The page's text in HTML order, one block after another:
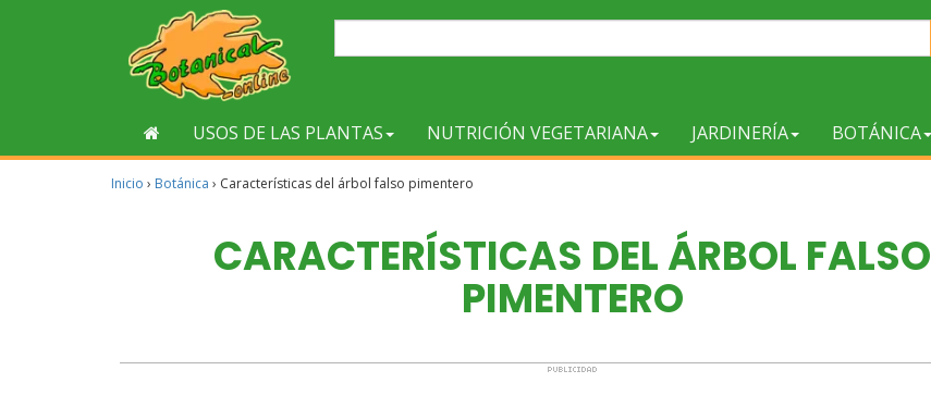
USOS DE LAS PLANTAS NUTRICIÓN VEGETARIANA JARDINERÍA BOTÁNICA
Inicio › Botánica › Características del árbol falso pimentero
CARACTERÍSTICAS DEL ÁRBOL FALSO
PIMENTERO